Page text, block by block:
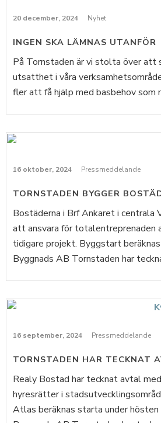
20 december, 2024 Nyhet
INGEN SKA LÄMNAS UTANFÖR
På Tornstaden är vi stolta över att
utsatthet i våra
fler att få hjälp med basbehov som
16 oktober, 2024 Pressmeddelande
TORNSTADEN BYGGER
Bostäderna i Brf Ankaret i centrala
att ansvara för totalentreprenaden
tidigare projekt. Byggstart
Byggnads AB Tornstaden har
16 september, 2024 Pressmeddelande
TORNSTADEN HAR TECKNAT
Realy Bostad har tecknat avtal
hyresrätter i
Atlas beräknas starta under